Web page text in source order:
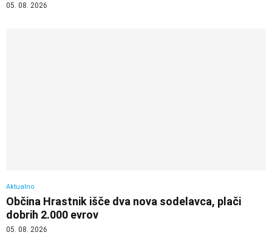
05. 08. 2026
Aktualno
Občina Hrastnik išče dva nova sodelavca, plači
dobrih 2.000 evrov
05. 08. 2026